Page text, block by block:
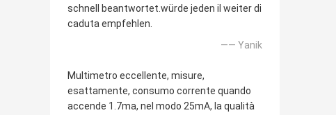
schnell beantwortet.würde jeden il weiter di
caduta empfehlen.
—— Yanik
Multimetro eccellente, misure,
esattamente, consumo corrente quando
accende 1.7ma, nel modo 25mA, la qualità